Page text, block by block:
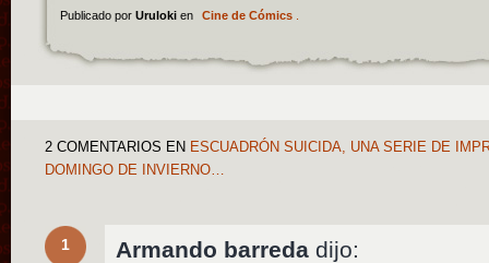
Publicado por Uruloki en Cine de Cómics.
2 COMENTARIOS EN ESCUADRÓN SUICIDA, UNA SERIE DE
DOMINGO DE INVIERNO…
1 Armando barreda dijo: